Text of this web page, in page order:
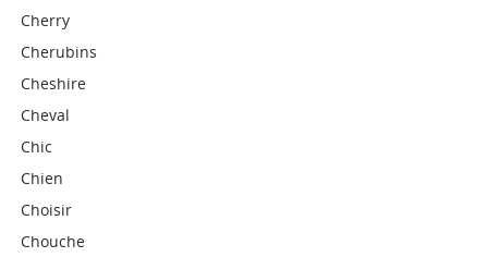
Cherry
Cherubins
Cheshire
Cheval
Chic
Chien
Choisir
Chouche